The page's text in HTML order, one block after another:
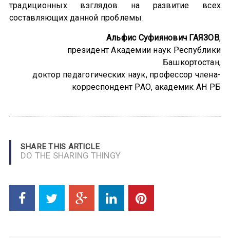
традиционных взглядов на развитие всех
составляющих данной проблемы.
Альфис Суфиянович ГАЯЗОВ,
президент Академии наук Республики
Башкортостан,
доктор педагогических наук, профессор члена-
корреспондент РАО, академик АН РБ
SHARE THIS ARTICLE
DO THE SHARING THINGY